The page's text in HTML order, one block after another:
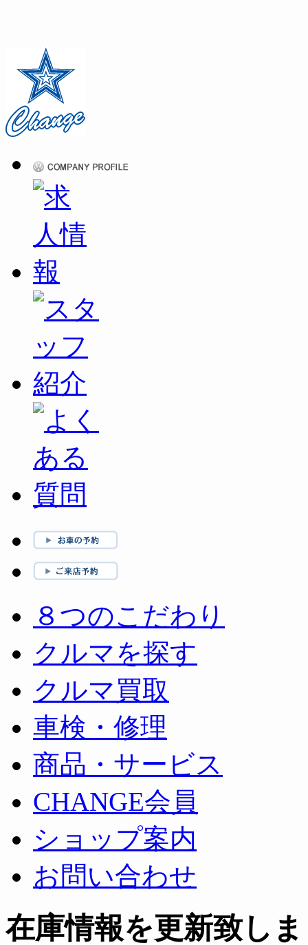
８つのこだわり
クルマを探す
クルマ買取
車検・修理
商品・サービス
CHANGE会員
ショップ案内
お問い合わせ
在庫情報を更新致し